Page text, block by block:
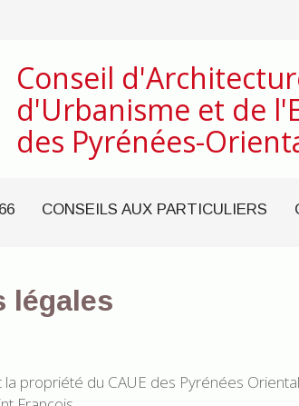
Conseil
d'Urbanisme et de
des Pyrénées-
CONSEILS AUX PARTICULIERS
légales
propriété du CAUE des Pyrénées